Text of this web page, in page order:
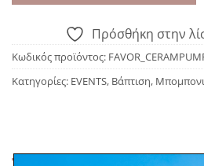
Πρόσθήκη στην
Κωδικός προϊόντος:
Κατηγορίες: EVENTS, Βάπτιση,